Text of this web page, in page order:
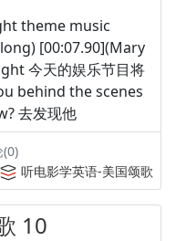
theme music
[00:07.90](Mary
今天的娱乐节目将
behind the scenes
去发现他
听电影学英语-美国颂歌
10